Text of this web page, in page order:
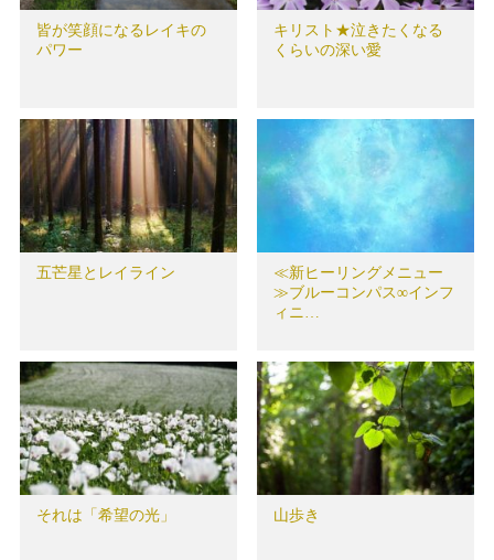
皆が笑顔になるレイキの
パワー
キリスト★泣きたくなる
くらいの深い愛
五芒星とレイライン
≪新ヒーリングメニュー
≫ブルーコンパス∞インフ
ィニ…
それは「希望の光」 山歩き